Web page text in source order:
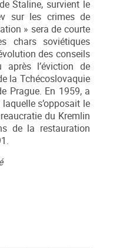
Staline, survient le
sur les crimes de
» sera de courte
chars soviétiques
des conseils
après l’éviction de
la Tchécoslovaquie
Prague. En 1959, a
s’opposait le
du Kremlin
de la restauration